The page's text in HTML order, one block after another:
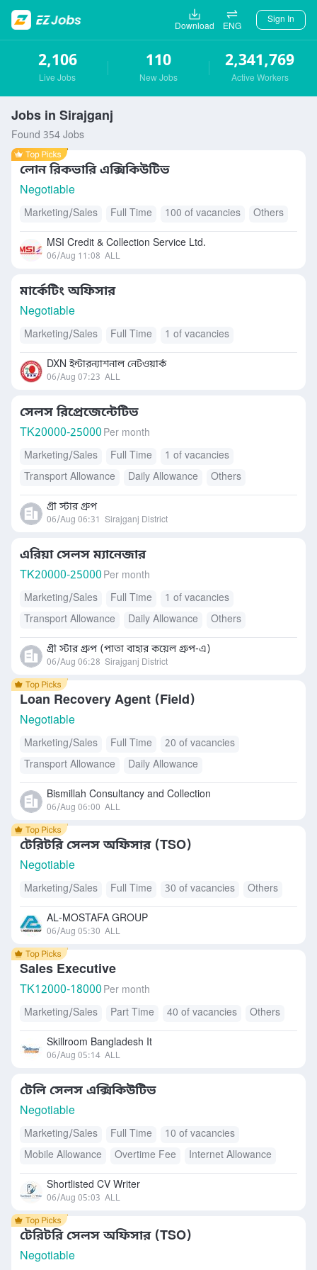
Download ENG
Sign In
2,106
Live Jobs
110
New Jobs
2,341,769
Active Workers
Jobs in Sirajganj
Found 354 Jobs
লোন রিকভারি এক্সিকিউটিভ
Negotiable
Marketing/Sales Full Time 100 of vacancies Others
MSI Credit & Collection Service Ltd.
06/Aug 11:08 ALL
মার্কেটিং অফিসার
Negotiable
Marketing/Sales Full Time 1 of vacancies
DXN ইন্টারন্যাশনাল নেটওয়ার্ক
06/Aug 07:23 ALL
সেলস রিপ্রেজেন্টেটিভ
TK20000-25000 Per month
Marketing/Sales
Full Time
1 of vacancies
Transport Allowance
Daily Allowance Others
গ্রী স্টার গ্রুপ
06/Aug 06:31 Sirajganj District
এরিয়া সেলস ম্যানেজার
TK20000-25000 Per month
Marketing/Sales
Full Time
1 of vacancies
Transport Allowance
Daily Allowance Others
গ্রী স্টার গ্রুপ (পাতা বাহার কয়েল গ্রুপ-এ)
06/Aug 06:28 Sirajganj District
Loan Recovery Agent (Field)
Negotiable
Marketing/Sales Full Time
20 of vacancies
Transport Allowance
Daily Allowance
Bismillah Consultancy and Collection
06/Aug 06:00 ALL
টেরিটরি সেলস অফিসার (TSO)
Negotiable
Marketing/Sales Full Time 30 of vacancies Others
AL-MOSTAFA GROUP
06/Aug 05:30 ALL
Sales Executive
TK12000-18000 Per month
Marketing/Sales
Part Time 40 of vacancies Others
Skillroom Bangladesh It
06/Aug 05:14 ALL
টেলি সেলস এক্সিকিউটিভ
Negotiable
Marketing/Sales Full Time
10 of vacancies
Mobile Allowance
Overtime Fee Internet Allowance
Shortlisted CV Writer
06/Aug 05:03 ALL
টেরিটরি সেলস অফিসার (TSO)
Negotiable